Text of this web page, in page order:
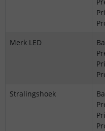
Merk LED
Stralingshoek